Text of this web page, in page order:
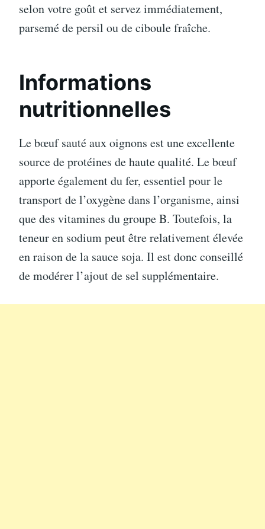
selon votre goût et servez immédiatement,
parsemé de persil ou de ciboule fraîche.
Informations
nutritionnelles
Le bœuf sauté aux oignons est une excellente
source de protéines de haute qualité. Le bœuf
apporte également du fer, essentiel pour le
transport de l’oxygène dans l’organisme, ainsi
que des vitamines du groupe B. Toutefois, la
teneur en sodium peut être relativement élevée
en raison de la sauce soja. Il est donc conseillé
de modérer l’ajout de sel supplémentaire.